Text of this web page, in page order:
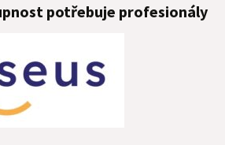
potřebuje profesionály